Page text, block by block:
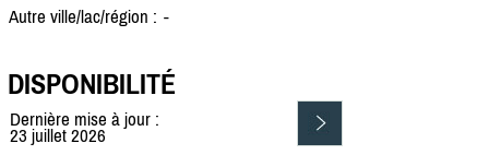
Autre ville/lac/région : -
DISPONIBILITÉ
Dernière mise à jour :
23 juillet 2026